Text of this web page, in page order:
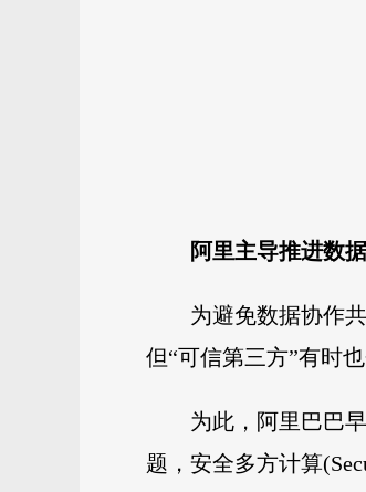
阿里主导推进数
为避免数据协作
但“可信第三方”有时
为此，阿里巴巴
题，安全多方计算